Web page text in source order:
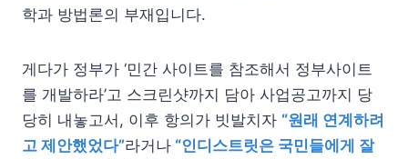
학과 방법론의 부재입니다.
게다가 정부가 ‘민간 사이트를 참조해서 정부사이트
를 개발하라’고 스크린샷까지 담아 사업공고까지 당
당히 내놓고서, 이후 항의가 빗발치자 “원래 연계하려
고 제안했었다”라거나 “인디스트릿은 국민들에게 잘